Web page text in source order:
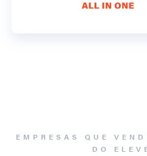
EMPRESAS QUE
DO